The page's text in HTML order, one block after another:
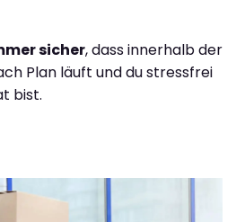
sicher, dass innerhalb der
Plan läuft und du stressfrei
bist.